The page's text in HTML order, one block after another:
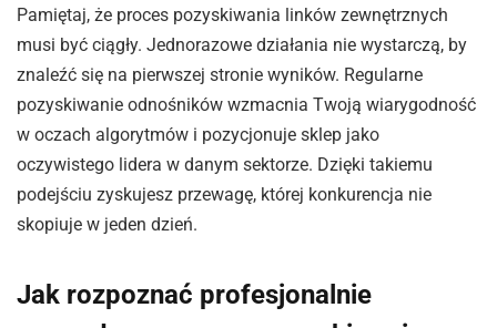
Pamiętaj, że proces pozyskiwania linków zewnętrznych
musi być ciągły. Jednorazowe działania nie wystarczą, by
znaleźć się na pierwszej stronie wyników. Regularne
pozyskiwanie odnośników wzmacnia Twoją wiarygodność
w oczach algorytmów i pozycjonuje sklep jako
oczywistego lidera w danym sektorze. Dzięki takiemu
podejściu zyskujesz przewagę, której konkurencja nie
skopiuje w jeden dzień.
Jak rozpoznać profesjonalnie